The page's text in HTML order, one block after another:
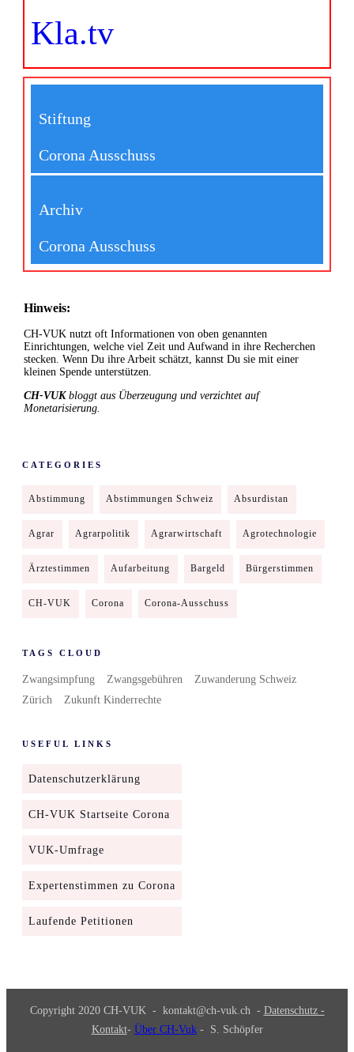
Kla.tv
Stiftung
Corona Ausschuss
Archiv
Corona Ausschuss
Hinweis:
CH-VUK nutzt oft Informationen von oben genannten
Einrichtungen, welche viel Zeit und Aufwand in ihre Recherchen
stecken. Wenn Du ihre Arbeit schätzt, kannst Du sie mit einer
kleinen Spende unterstützen.
CH-VUKbloggt aus Überzeugung und verzichtet auf
Monetarisierung.
CATEGORIES
Abstimmung Abstimmungen Schweiz Absurdistan
Agrar Agrarpolitik Agrarwirtschaft Agrotechnologie
Ärztestimmen Aufarbeitung Bargeld Bürgerstimmen
CH-VUK Corona Corona-Ausschuss
TAGS CLOUD
Zwangsimpfung Zwangsgebühren
Zuwanderung Schweiz
Zürich
Zukunft Kinderrechte
USEFUL LINKS
Datenschutzerklärung
CH-VUK Startseite Corona
VUK-Umfrage
Expertenstimmen zu Corona
Laufende Petitionen
Copyright 2020 CH-VUK- kontakt@ch-vuk.ch- Datenschutz -
Kontakt- Über CH-Vuk- S. Schöpfer